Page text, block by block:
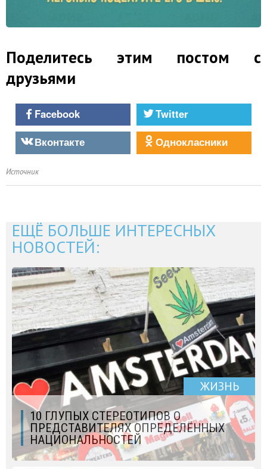
Поделитесь этим постом с
друзьями
Facebook
Twitter
Вконтакте
Однокласники
Источник
ЕЩЁ БОЛЬШЕ ИНТЕРЕСНЫХ
НОВОСТЕЙ:
ЖИЗНЬ
10 ГЛУПЫХ СТЕРЕОТИПОВ О
ПРЕДСТАВИТЕЛЯХ ОПРЕДЕЛЁННЫХ
НАЦИОНАЛЬНОСТЕЙ